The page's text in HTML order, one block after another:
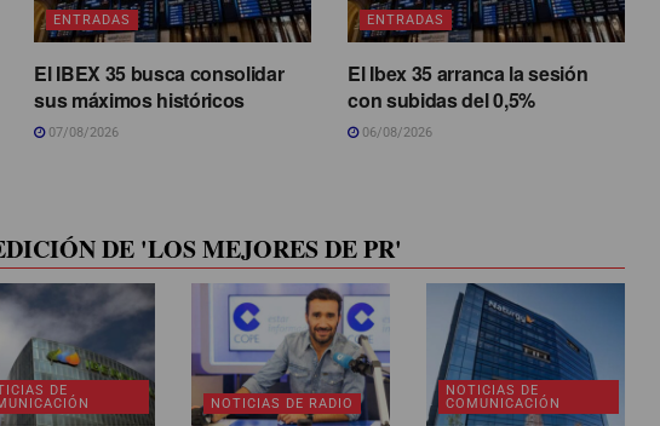
ENTRADAS
El IBEX 35 busca consolidar
sus máximos históricos
07/08/2026
ENTRADAS
El Ibex 35 arranca la sesión
con subidas del 0,5%
06/08/2026
DE 'LOS MEJORES DE PR'
DE
NOTICIAS DE RADIO
NOTICIAS DE
COMUNICACIÓN